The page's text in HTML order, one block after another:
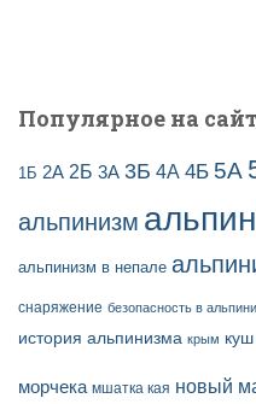
Популярное на
1Б 2А 2Б 3А 3Б 4А 4Б 5А
альпинизм
альпинизм в непале
снаряжение безопасность в
история альпинизма крым куш
морчека мшатка кая новый